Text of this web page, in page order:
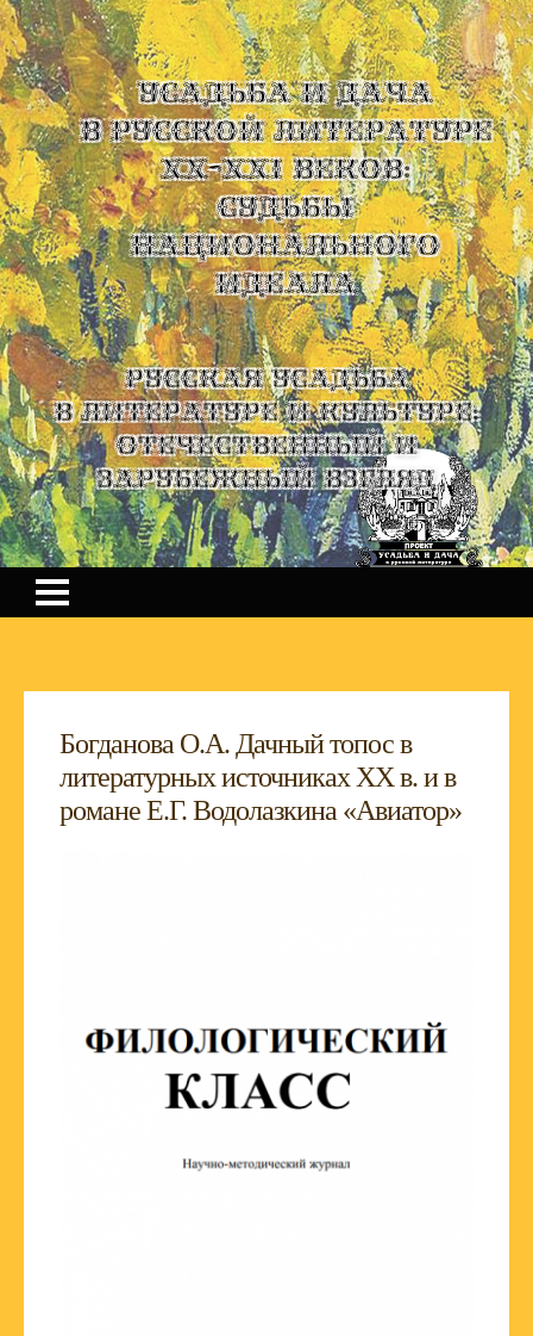
УСАДЬБА И ДАЧА
В РУССКОЙ ЛИТЕРАТУРЕ
XX-XXI ВЕКОВ:
СУДЬБЫ
НАЦИОНАЛЬНОГО
ИДЕАЛА
Русская усадьба
в литературе и культуре:
отечественный и
зарубежный взгляд
Богданова О.А. Дачный топос в
литературных источниках XX в. и в
романе Е.Г. Водолазкина «Авиатор»